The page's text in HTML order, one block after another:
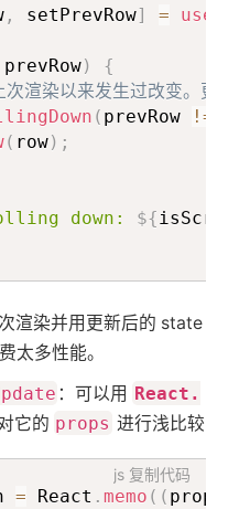
, setPrevRow] =
prevRow)
{
渲染以来发生过改变。
( prevRow !==
( row) ;
down: ${
渲染并用更新后的 state
太多性能。
：可以用 React.
它的 props 进行浅比较
js 复制代码
= React .memo ( ( props